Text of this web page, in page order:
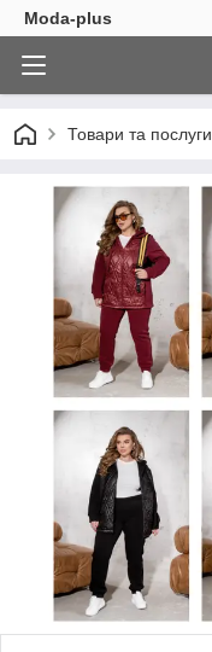
Moda-plus
Товари та послуги